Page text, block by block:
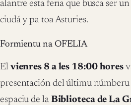
alantre esta feria que busca ser
ciudá y pa toa Asturies.
Formientu na OFELIA
El vienres 8 a les 18:00 hores
presentación del últimu
espaciu de la Biblioteca de La